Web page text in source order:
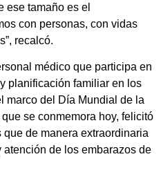
ese tamaño es el
con personas, con vidas
recalcó.
médico que participa en
planificación familiar en los
marco del Día Mundial de la
se conmemora hoy, felicitó
de manera extraordinaria
de los embarazos de